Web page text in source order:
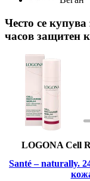
Често се
часов защитен
LOGONA Cell
Santé – naturally.